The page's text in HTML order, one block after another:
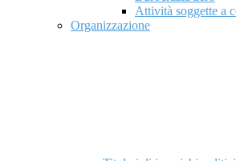
Attività soggette a
Organizzazione